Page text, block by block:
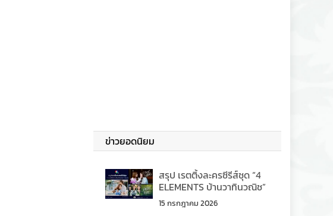
ข่าวยอดนิยม
สรุป เรตติ้งละครซีรีส์ชุด “4
ELEMENTS บ้านวาทินวณิช”
15 กรกฎาคม 2026